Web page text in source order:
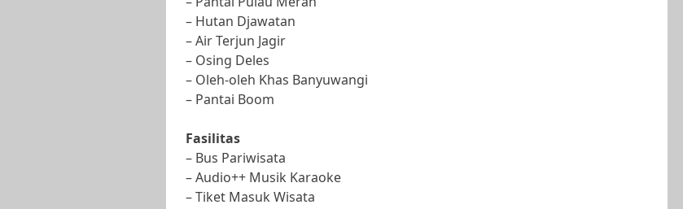
– Hutan Djawatan
– Air Terjun Jagir
– Osing Deles
– Oleh-oleh Khas Banyuwangi
– Pantai Boom
Fasilitas
– Bus Pariwisata
– Audio++ Musik Karaoke
– Tiket Masuk Wisata